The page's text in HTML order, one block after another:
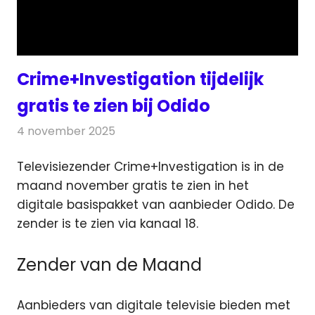
Crime+Investigation tijdelijk
gratis te zien bij Odido
4 november 2025
Televisiezender Crime+Investigation is in de
maand november gratis te zien in het
digitale basispakket van aanbieder Odido. De
zender is te zien via kanaal 18.
Zender van de Maand
Aanbieders van digitale televisie bieden met